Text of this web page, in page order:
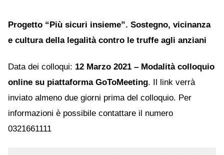
Progetto “Più sicuri insieme”. Sostegno, vicinanza
e cultura della legalità contro le truffe agli anziani
Data dei colloqui: 12 Marzo 2021 – Modalità colloquio
online su piattaforma GoToMeeting. Il link verrà
inviato almeno due giorni prima del colloquio. Per
informazioni è possibile contattare il numero
0321661111